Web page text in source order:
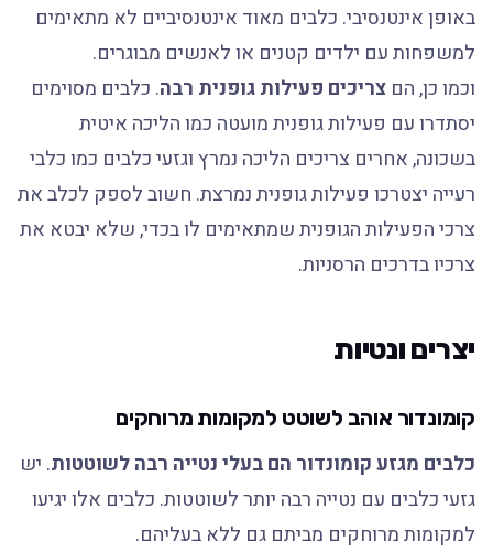
באופן אינטנסיבי. כלבים מאוד אינטנסיביים לא מתאימים
למשפחות עם ילדים קטנים או לאנשים מבוגרים.
וכמו כן, הם צריכים פעילות גופנית רבה. כלבים מסוימים
יסתדרו עם פעילות גופנית מועטה כמו הליכה איטית
בשכונה, אחרים צריכים הליכה נמרץ וגזעי כלבים כמו כלבי
רעייה יצטרכו פעילות גופנית נמרצת. חשוב לספק לכלב את
צרכי הפעילות הגופנית שמתאימים לו בכדי, שלא יבטא את
צרכיו בדרכים הרסניות.
יצרים ונטיות
קומונדור אוהב לשוטט למקומות מרוחקים
כלבים מגזע קומונדור הם בעלי נטייה רבה לשוטטות. יש
גזעי כלבים עם נטייה רבה יותר לשוטטות. כלבים אלו יגיעו
למקומות מרוחקים מביתם גם ללא בעליהם.